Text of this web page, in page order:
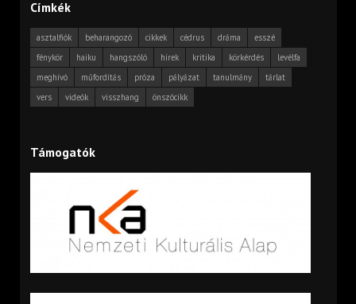
Címkék
asztalfiók beharangozó cikkek cédrus dráma
esszé
fénykör
haiku hangszóló hírek kritika körkérdés
levélfa
meghívó
műfordítás próza pályázat tanulmány
tárlat
vers
videók visszhang önszócikk
Támogatók